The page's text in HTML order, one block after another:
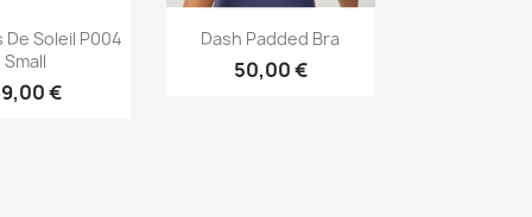
Soleil P004
Small
€
Vorschau
Dash Padded Bra
50,00 €